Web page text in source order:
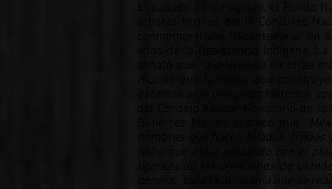
El pasado 30 de agosto, el Fondo
artistas textiles del IX Concurso
conmemorativos “Bicentenario”
años de la Resistencia Indígena.
“a diferencia de otras
mundo que la rodea, que
estamos ante una pieza histórica,
del Consejo Asesor Honorario de
hombres que hacen hilados,
tiene que estar peleando con el
ligereza de las creaciones de
general, toda la artesanía que se